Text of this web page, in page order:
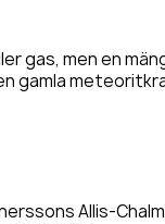
gas, men en
gamla
Allis-